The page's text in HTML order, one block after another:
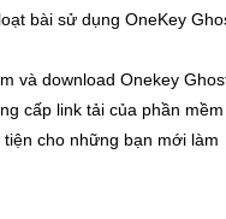
bài sử dụng OneKey
và download Onekey
cấp link tải của phần mềm
cho những bạn mới làm